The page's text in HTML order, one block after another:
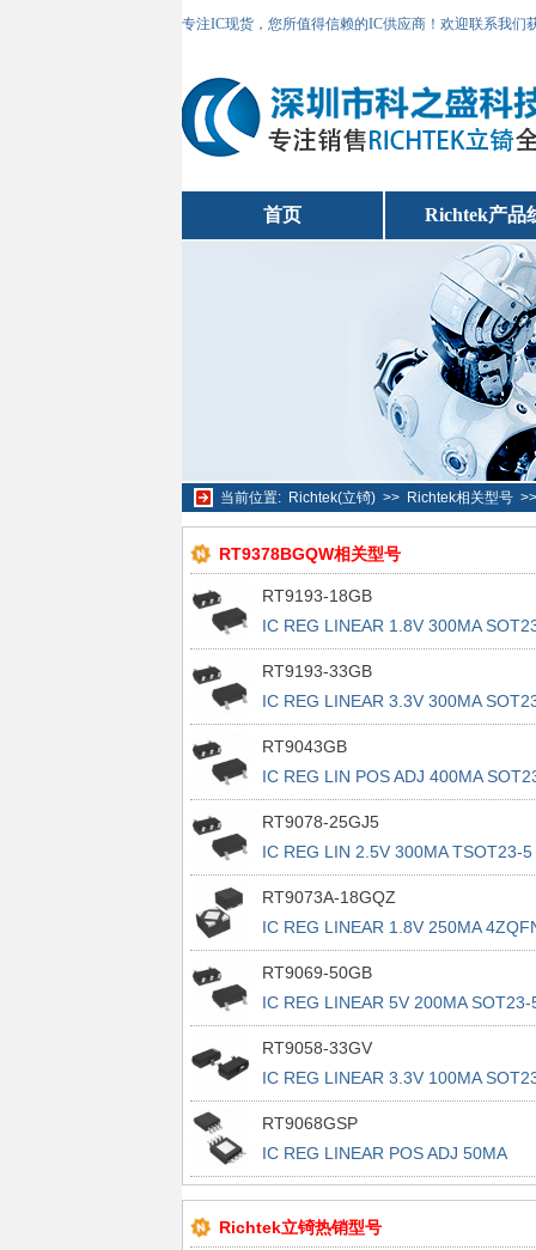
专注IC现货，您所值得信赖的IC供应商！欢迎联系我们
首页 Richtek产品
当前位置: Richtek(立锜)>> Richtek相关型号
RT9378BGQW相关型号
RT9193-18GB
IC REG LINEAR 1.8V 300MA
5
RT9193-33GB
IC REG LINEAR 3.3V 300MA
5
RT9043GB
IC REG LIN POS ADJ 400MA
5
RT9078-25GJ5
IC REG LIN 2.5V 300MA TSOT23-5
RT9073A-18GQZ
IC REG LINEAR 1.8V 250MA
RT9069-50GB
IC REG LINEAR 5V 200MA SOT23-
RT9058-33GV
IC REG LINEAR 3.3V 100MA
3
RT9068GSP
IC REG LINEAR POS ADJ 50MA
8SOP
Richtek立锜热销型号